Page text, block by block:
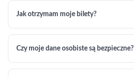
Jak otrzymam moje bilety?
Czy moje dane osobiste są bezpieczne?